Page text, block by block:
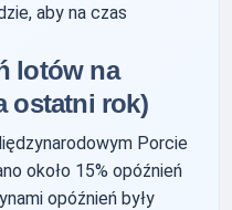
aby na czas
lotów na
ostatni rok)
Porcie
około 15% opóźnień
opóźnień były